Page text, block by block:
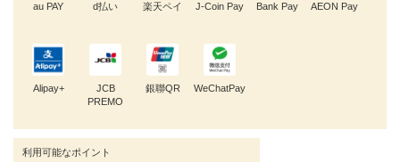
au PAY d払い 楽天ペイ J-Coin Pay Bank Pay AEON Pay
Alipay+
JCB
PREMO
銀聯QR WeChatPay
利用可能なポイント